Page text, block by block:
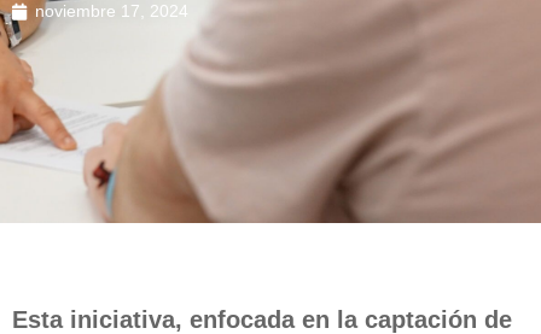
noviembre 17, 2024
Esta iniciativa, enfocada en la captación de